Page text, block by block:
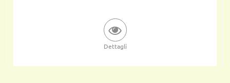
Dettagli